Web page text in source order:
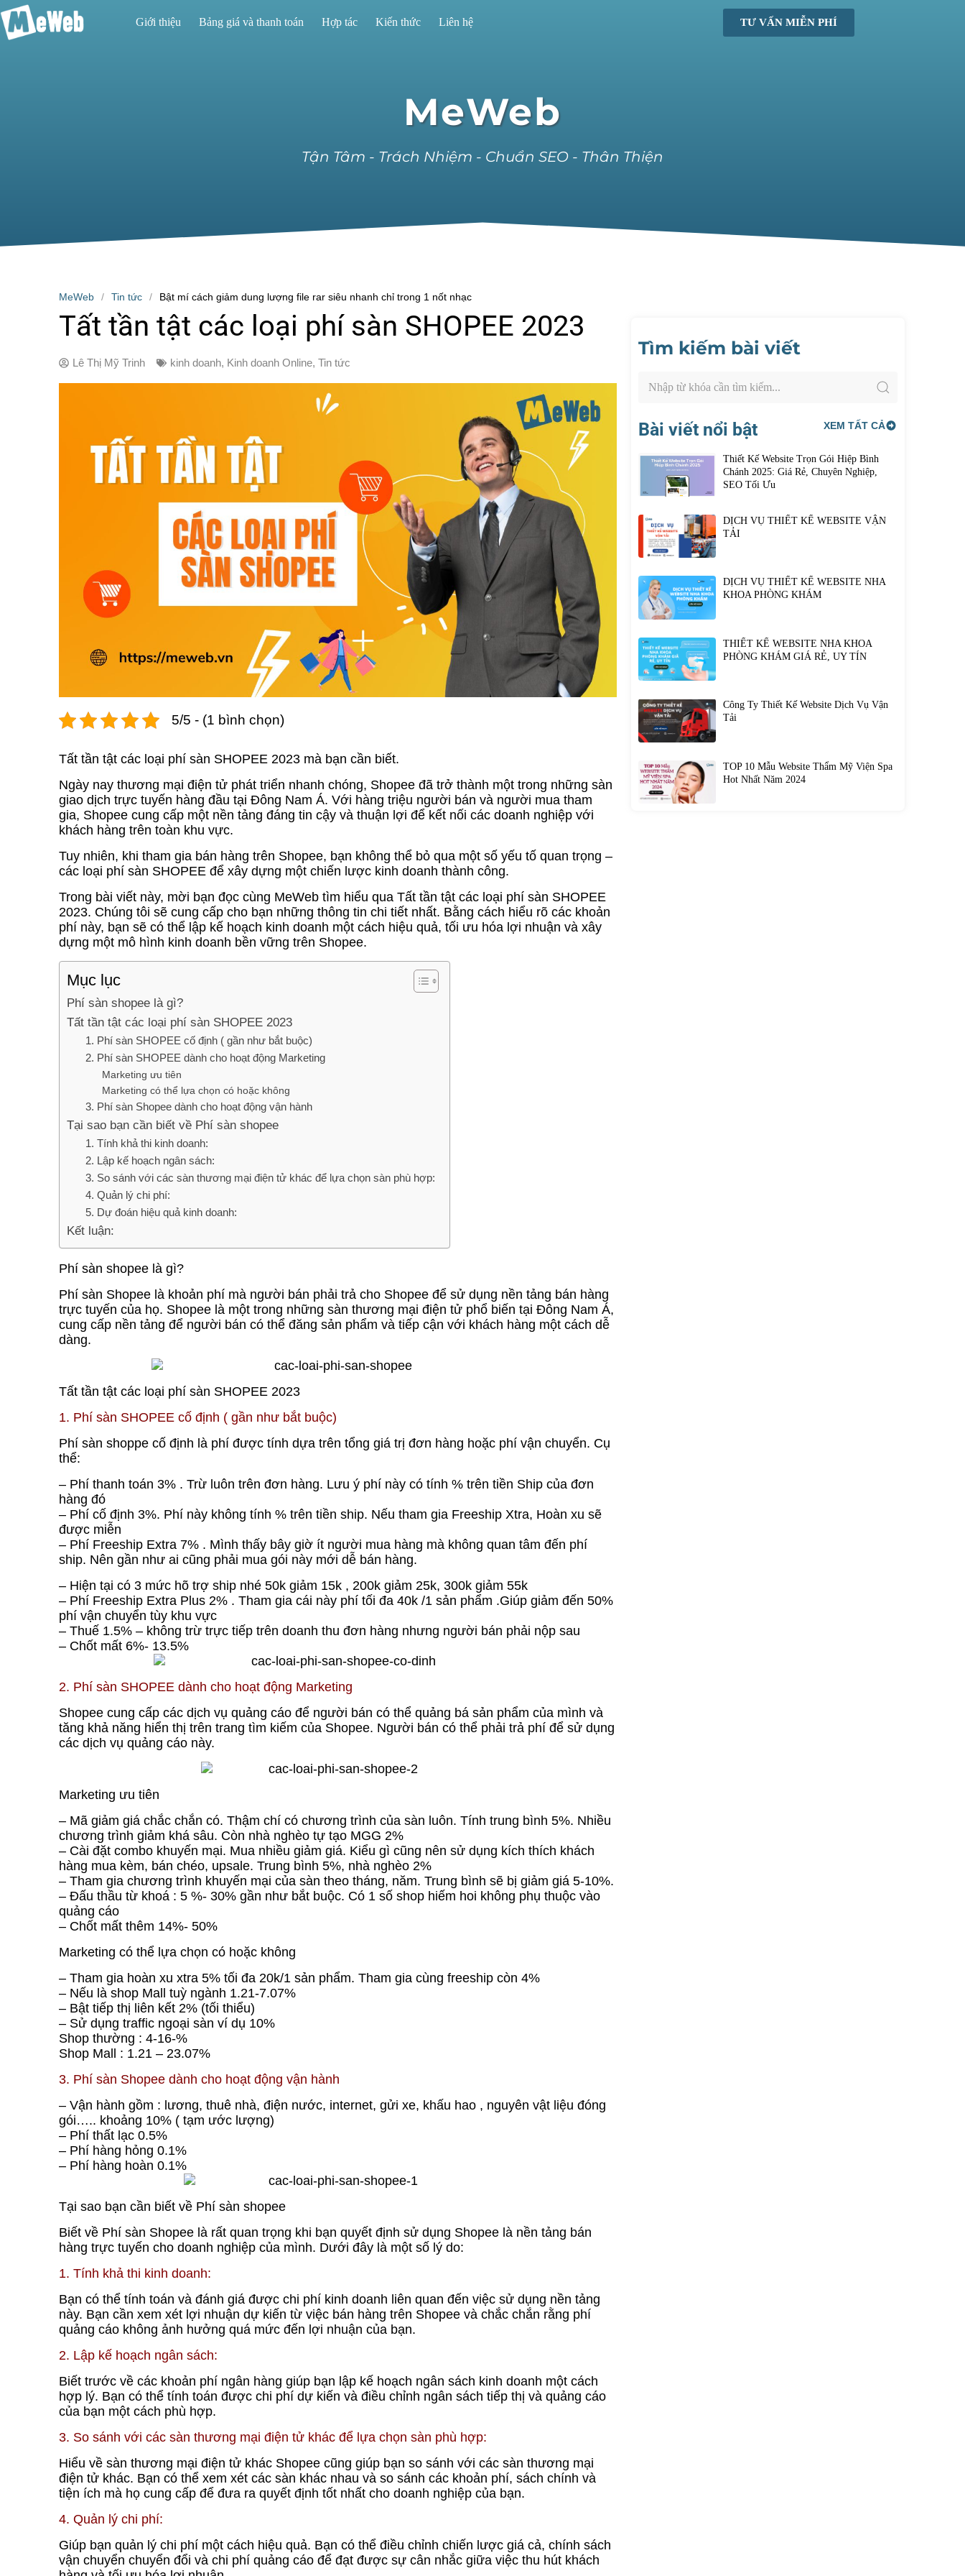
Giới thiệu Bảng giá và thanh toán Hợp tác Kiến thức Liên hệ TƯ VẤN MIỄN PHÍ
MeWeb
Tận Tâm - Trách Nhiệm - Chuẩn SEO - Thân Thiện
MeWeb Tin tức Bật mí cách giảm dung lượng file rar siêu nhanh chỉ trong 1 nốt nhạc
Tất tần tật các loại phí sàn SHOPEE 2023
Lê Thị Mỹ Trinh kinh doanh, Kinh doanh Online, Tin tức
5/5 - (1 bình chọn)
Tất tần tật các loại phí sàn SHOPEE 2023 mà bạn cần biết.
Ngày nay thương mại điện tử phát triển nhanh chóng, Shopee đã trở thành một trong những sàn
giao dịch trực tuyến hàng đầu tại Đông Nam Á. Với hàng triệu người bán và người mua tham
gia, Shopee cung cấp một nền tảng đáng tin cậy và thuận lợi để kết nối các doanh nghiệp với
khách hàng trên toàn khu vực.
Tuy nhiên, khi tham gia bán hàng trên Shopee, bạn không thể bỏ qua một số yếu tố quan trọng –
các loại phí sàn SHOPEE để xây dựng một chiến lược kinh doanh thành công.
Trong bài viết này, mời bạn đọc cùng MeWeb tìm hiểu qua Tất tần tật các loại phí sàn SHOPEE
2023. Chúng tôi sẽ cung cấp cho bạn những thông tin chi tiết nhất. Bằng cách hiểu rõ các khoản
phí này, bạn sẽ có thể lập kế hoạch kinh doanh một cách hiệu quả, tối ưu hóa lợi nhuận và xây
dựng một mô hình kinh doanh bền vững trên Shopee.
Mục lục
Phí sàn shopee là gì?
Tất tần tật các loại phí sàn SHOPEE 2023
1. Phí sàn SHOPEE cố định ( gần như bắt buộc)
2. Phí sàn SHOPEE dành cho hoạt động Marketing
Marketing ưu tiên
Marketing có thể lựa chọn có hoặc không
3. Phí sàn Shopee dành cho hoạt động vận hành
Tại sao bạn cần biết về Phí sàn shopee
1. Tính khả thi kinh doanh:
2. Lập kế hoạch ngân sách:
3. So sánh với các sàn thương mại điện tử khác để lựa chọn sàn phù hợp:
4. Quản lý chi phí:
5. Dự đoán hiệu quả kinh doanh:
Kết luận:
Phí sàn shopee là gì?
Phí sàn Shopee là khoản phí mà người bán phải trả cho Shopee để sử dụng nền tảng bán hàng
trực tuyến của họ. Shopee là một trong những sàn thương mại điện tử phổ biến tại Đông Nam Á,
cung cấp nền tảng để người bán có thể đăng sản phẩm và tiếp cận với khách hàng một cách dễ
dàng.
Tất tần tật các loại phí sàn SHOPEE 2023
1. Phí sàn SHOPEE cố định ( gần như bắt buộc)
Phí sàn shoppe cố định là phí được tính dựa trên tổng giá trị đơn hàng hoặc phí vận chuyển. Cụ
thể:
– Phí thanh toán 3% . Trừ luôn trên đơn hàng. Lưu ý phí này có tính % trên tiền Ship của đơn
hàng đó
– Phí cố định 3%. Phí này không tính % trên tiền ship. Nếu tham gia Freeship Xtra, Hoàn xu sẽ
được miễn
– Phí Freeship Extra 7% . Mình thấy bây giờ ít người mua hàng mà không quan tâm đến phí
ship. Nên gần như ai cũng phải mua gói này mới dễ bán hàng.
– Hiện tại có 3 mức hõ trợ ship nhé 50k giảm 15k , 200k giảm 25k, 300k giảm 55k
– Phí Freeship Extra Plus 2% . Tham gia cái này phí tối đa 40k /1 sản phẩm .Giúp giảm đến 50%
phí vận chuyển tùy khu vực
– Thuế 1.5% – không trừ trực tiếp trên doanh thu đơn hàng nhưng người bán phải nộp sau
– Chốt mất 6%- 13.5%
2. Phí sàn SHOPEE dành cho hoạt động Marketing
Shopee cung cấp các dịch vụ quảng cáo để người bán có thể quảng bá sản phẩm của mình và
tăng khả năng hiển thị trên trang tìm kiếm của Shopee. Người bán có thể phải trả phí để sử dụng
các dịch vụ quảng cáo này.
Marketing ưu tiên
– Mã giảm giá chắc chắn có. Thậm chí có chương trình của sàn luôn. Tính trung bình 5%. Nhiều
chương trình giảm khá sâu. Còn nhà nghèo tự tạo MGG 2%
– Cài đặt combo khuyến mại. Mua nhiều giảm giá. Kiểu gì cũng nên sử dụng kích thích khách
hàng mua kèm, bán chéo, upsale. Trung bình 5%, nhà nghèo 2%
– Tham gia chương trình khuyến mại của sàn theo tháng, năm. Trung bình sẽ bị giảm giá 5-10%.
– Đấu thầu từ khoá : 5 %- 30% gần như bắt buộc. Có 1 số shop hiếm hoi không phụ thuộc vào
quảng cáo
– Chốt mất thêm 14%- 50%
Marketing có thể lựa chọn có hoặc không
– Tham gia hoàn xu xtra 5% tối đa 20k/1 sản phẩm. Tham gia cùng freeship còn 4%
– Nếu là shop Mall tuỳ ngành 1.21-7.07%
– Bật tiếp thị liên kết 2% (tối thiểu)
– Sử dụng traffic ngoại sàn ví dụ 10%
Shop thường : 4-16-%
Shop Mall : 1.21 – 23.07%
3. Phí sàn Shopee dành cho hoạt động vận hành
– Vận hành gồm : lương, thuê nhà, điện nước, internet, gửi xe, khấu hao , nguyên vật liệu đóng
gói….. khoảng 10% ( tạm ước lượng)
– Phí thất lạc 0.5%
– Phí hàng hỏng 0.1%
– Phí hàng hoàn 0.1%
Tại sao bạn cần biết về Phí sàn shopee
Biết về Phí sàn Shopee là rất quan trọng khi bạn quyết định sử dụng Shopee là nền tảng bán
hàng trực tuyến cho doanh nghiệp của mình. Dưới đây là một số lý do:
1. Tính khả thi kinh doanh:
Bạn có thể tính toán và đánh giá được chi phí kinh doanh liên quan đến việc sử dụng nền tảng
này. Bạn cần xem xét lợi nhuận dự kiến ​​​​từ việc bán hàng trên Shopee và chắc chắn rằng phí
quảng cáo không ảnh hưởng quá mức đến lợi nhuận của bạn.
2. Lập kế hoạch ngân sách:
Biết trước về các khoản phí ngân hàng giúp bạn lập kế hoạch ngân sách kinh doanh một cách
hợp lý. Bạn có thể tính toán được chi phí dự kiến ​​và điều chỉnh ngân sách tiếp thị và quảng cáo
của bạn một cách phù hợp.
3. So sánh với các sàn thương mại điện tử khác để lựa chọn sàn phù hợp:
Hiểu về sàn thương mại điện tử khác Shopee cũng giúp bạn so sánh với các sàn thương mại
điện tử khác. Bạn có thể xem xét các sàn khác nhau và so sánh các khoản phí, sách chính và
tiện ích mà họ cung cấp để đưa ra quyết định tốt nhất cho doanh nghiệp của bạn.
4. Quản lý chi phí:
Giúp bạn quản lý chi phí một cách hiệu quả. Bạn có thể điều chỉnh chiến lược giá cả, chính sách
vận chuyển chuyển đổi và chi phí quảng cáo để đạt được sự cân nhắc giữa việc thu hút khách
Tìm kiếm bài viết
Bài viết nổi bật XEM TẤT CẢ
Thiết Kế Website Trọn Gói Hiệp Bình
Chánh 2025: Giá Rẻ, Chuyên Nghiệp,
SEO Tối Ưu
DỊCH VỤ THIẾT KẾ WEBSITE VẬN
TẢI
DỊCH VỤ THIẾT KẾ WEBSITE NHA
KHOA PHÒNG KHÁM
THIẾT KẾ WEBSITE NHA KHOA
PHÒNG KHÁM GIÁ RẺ, UY TÍN
Công Ty Thiết Kế Website Dịch Vụ Vận
Tải
TOP 10 Mẫu Website Thẩm Mỹ Viện Spa
Hot Nhất Năm 2024